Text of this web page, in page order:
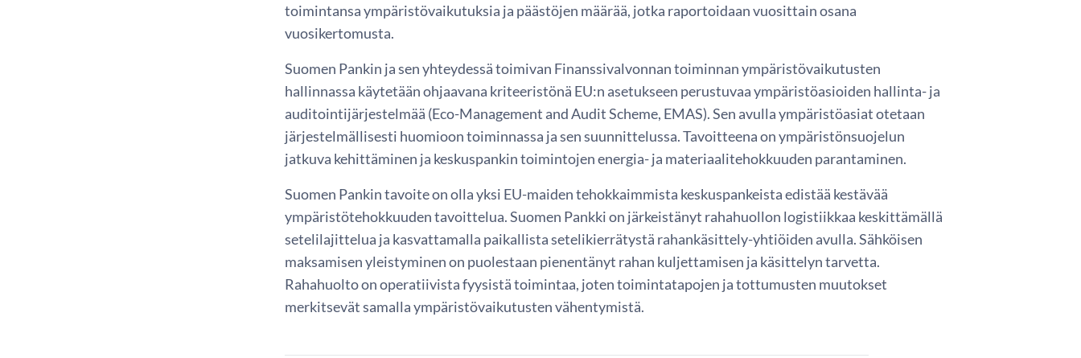
toimintansa ympäristövaikutuksia ja päästöjen määrää, jotka raportoidaan vuosittain osana
vuosikertomusta.
Suomen Pankin ja sen yhteydessä toimivan Finanssivalvonnan toiminnan ympäristövaikutusten
hallinnassa käytetään ohjaavana kriteeristönä EU:n asetukseen perustuvaa ympäristöasioiden hallinta- ja
auditointijärjestelmää (Eco-Management and Audit Scheme, EMAS). Sen avulla ympäristöasiat otetaan
järjestelmällisesti huomioon toiminnassa ja sen suunnittelussa. Tavoitteena on ympäristönsuojelun
jatkuva kehittäminen ja keskuspankin toimintojen energia- ja materiaalitehokkuuden parantaminen.
Suomen Pankin tavoite on olla yksi EU-maiden tehokkaimmista keskuspankeista edistää kestävää
ympäristötehokkuuden tavoittelua. Suomen Pankki on järkeistänyt rahahuollon logistiikkaa keskittämällä
setelilajittelua ja kasvattamalla paikallista setelikierrätystä rahankäsittely-yhtiöiden avulla. Sähköisen
maksamisen yleistyminen on puolestaan pienentänyt rahan kuljettamisen ja käsittelyn tarvetta.
Rahahuolto on operatiivista fyysistä toimintaa, joten toimintatapojen ja tottumusten muutokset
merkitsevät samalla ympäristövaikutusten vähentymistä.